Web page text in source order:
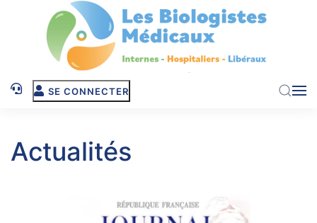
Skip to main content
SE CONNECTER
Actualités